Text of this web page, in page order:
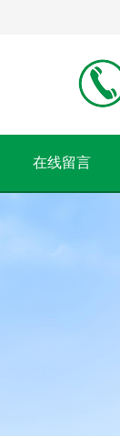
在线留言